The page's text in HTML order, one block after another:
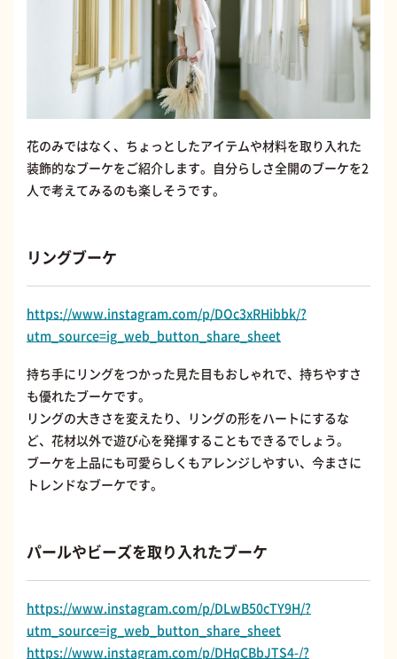
花のみではなく、ちょっとしたアイテムや材料を取り入れた
装飾的なブーケをご紹介します。自分らしさ全開のブーケを2
人で考えてみるのも楽しそうです。
リングブーケ
https://www.instagram.com/p/DOc3xRHibbk/?
utm_source=ig_web_button_share_sheet
持ち手にリングをつかった見た目もおしゃれで、持ちやすさ
も優れたブーケです。
リングの大きさを変えたり、リングの形をハートにするな
ど、花材以外で遊び心を発揮することもできるでしょう。
ブーケを上品にも可愛らしくもアレンジしやすい、今まさに
トレンドなブーケです。
パールやビーズを取り入れたブーケ
https://www.instagram.com/p/DLwB50cTY9H/?
utm_source=ig_web_button_share_sheet
https://www.instagram.com/p/DHqCBbJTS4-/?